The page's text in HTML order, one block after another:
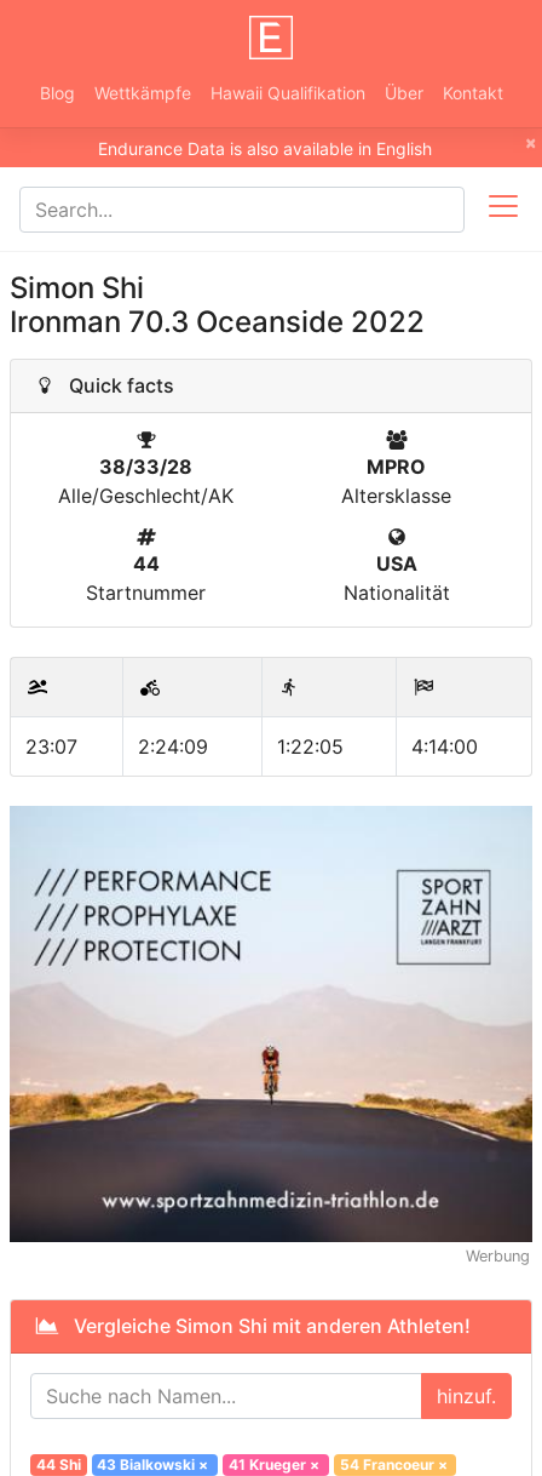
Blog Wettkämpfe Hawaii Qualifikation Über Kontakt
×
Endurance Data is also available in English
Simon Shi
Ironman 70.3 Oceanside 2022
Quick facts
38/33/28
Alle/Geschlecht/AK
MPRO
Altersklasse
44
Startnummer
USA
Nationalität
23:07 2:24:09 1:22:05 4:14:00
Werbung
Vergleiche Simon Shi mit anderen Athleten!
hinzuf.
44 Shi 43 Bialkowski × 41 Krueger× 54 Francoeur×